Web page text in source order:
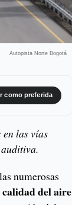
Autopista Norte Bogotá
como preferida
las vías
numerosas
del aire